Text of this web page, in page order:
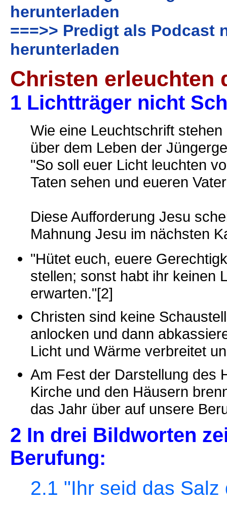
herunterladen
===>> Predigt als Podcast
herunterladen
Christen erleuchten
1 Lichtträger nicht
Wie eine Leuchtschrift
über dem Leben der
"So soll euer Licht leuchten
Taten sehen und eueren
Diese Aufforderung Jesu
Mahnung Jesu im nächsten
"Hütet euch, euere
stellen; sonst habt ihr keinen
erwarten."[2]
Christen sind keine
anlocken und dann
Licht und Wärme verbreitet
Am Fest der Darstellung des
Kirche und den Häusern
das Jahr über auf unsere
2 In drei Bildworten
Berufung:
2.1 "Ihr seid das Salz